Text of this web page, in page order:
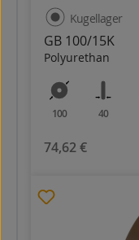
GB 100/15K
Polyurethan
Kugellager
100 40
74,62 €